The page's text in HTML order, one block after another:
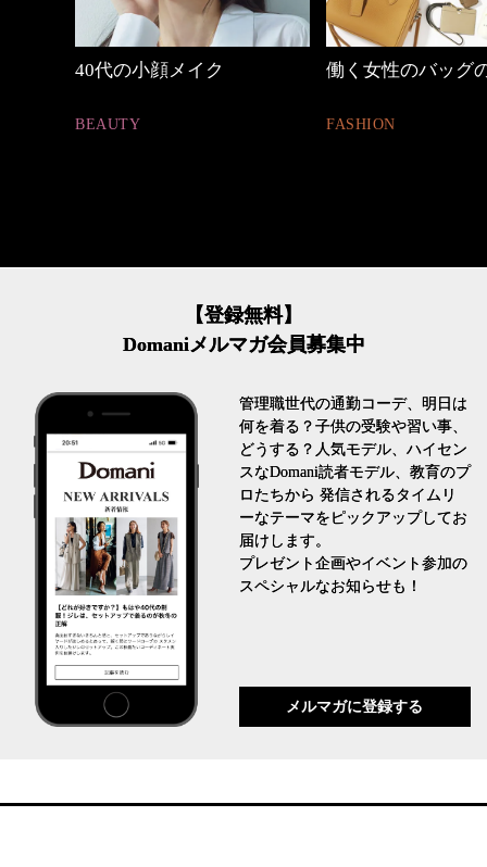
40代の小顔メイク
BEAUTY
働く女性のバッグ
FASHION
【登録無料】
Domaniメルマガ会員募集中
管理職世代の通勤コーデ、明日は
何を着る？子供の受験や習い事、
どうする？人気モデル、ハイセン
スなDomani読者モデル、教育のプ
ロたちから 発信されるタイムリ
ーなテーマをピックアップしてお
届けします。
プレゼント企画やイベント参加の
スペシャルなお知らせも！
メルマガに登録する